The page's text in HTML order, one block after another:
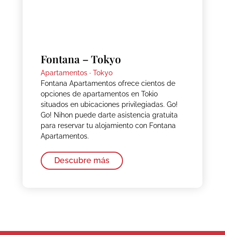
Fontana – Tokyo
Apartamentos · Tokyo
Fontana Apartamentos ofrece cientos de
opciones de apartamentos en Tokio
situados en ubicaciones privilegiadas. Go!
Go! Nihon puede darte asistencia gratuita
para reservar tu alojamiento con Fontana
Apartamentos.
Descubre más